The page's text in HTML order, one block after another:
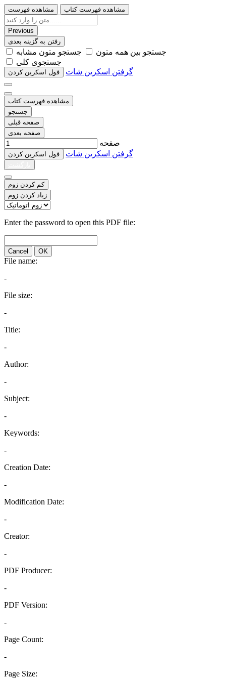
مشاهده فهرست مشاهده فهرست کتاب
Previous
رفتن به گزینه بعدی
ﺟﺴﺘﺠﻮ ﺑﯿﻦ ﻫﻤﻪ ﻣﺘﻮﻥ
ﺟﺴﺘﺠﻮ ﻣﺘﻮﻥ ﻣﺸﺎﺑﻪ
ﺟﺴﺘﺠﻮﯼ ﮐﻠﯽ
ﻓﻮﻝ اﺳﮑﺮﯾﻦ ﮐﺮﺩﻥ گرفتن اسکرین شات
مشاهده فهرست کتاب
جستجو
صفحه قبلی
صفحه بعدی
صفحه
ﻓﻮﻝ اﺳﮑﺮﯾﻦ ﮐﺮﺩﻥ گرفتن اسکرین شات
کم کردن زوم
زیاد کردن زوم
Enter the password to open this PDF file:
Cancel OK
File name:
-
File size:
-
Title:
-
Author:
-
Subject:
-
Keywords:
-
Creation Date:
-
Modification Date:
-
Creator:
-
PDF Producer:
-
PDF Version:
-
Page Count:
-
Page Size: